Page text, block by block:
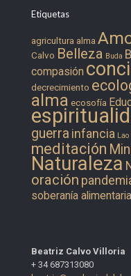
Etiquetas
agricultura alma
Calvo Belleza Buda
compasión
decrecimiento
alma ecosofía
guerra infancia
meditación
Naturaleza
oración
soberanía alimentaria
Beatriz Calvo Villoria
+ 34 687313080